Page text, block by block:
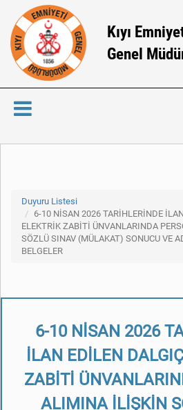
Kıyı
Genel
Duyuru Listesi
6-10 NİSAN 2026 TARİHLERİNDE
ELEKTRİK ZABİTİ ÜNVANLARINDA
SÖZLÜ SINAV (MÜLAKAT) SONUCU VE
BELGELER
6-10 NİSAN 2026
İLAN EDİLEN
ZABİTİ
ALIMINA İLİŞKİN